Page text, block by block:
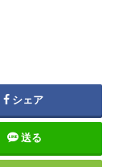
シェア
送る